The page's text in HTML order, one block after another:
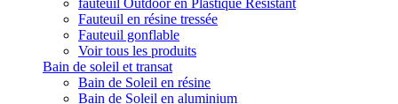
fauteuil Outdoor en Plastique Résistant
Fauteuil en résine tressée
Fauteuil gonflable
Voir tous les produits
Bain de soleil et transat
Bain de Soleil en résine
Bain de Soleil en aluminium